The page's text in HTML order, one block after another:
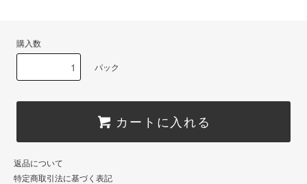
購入数
パック
カートに入れる
返品について
特定商取引法に基づく表記